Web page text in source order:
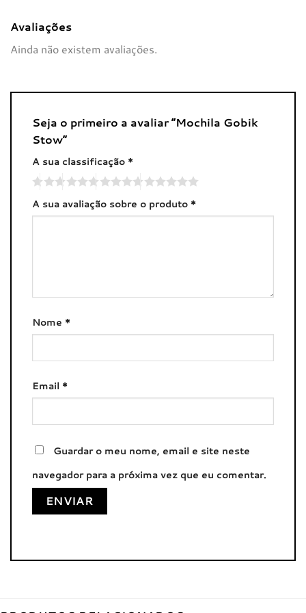
Avaliações
Ainda não existem avaliações.
Seja o primeiro a avaliar “Mochila Gobik
Stow”
A sua classificação *
A sua avaliação sobre o produto *
Nome *
Email *
Guardar o meu nome, email e site neste
navegador para a próxima vez que eu comentar.